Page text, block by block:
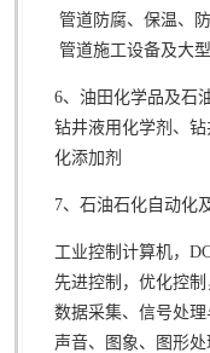
管道防腐、保温、
管道施工设备及大
6、油田化学品及石
钻井液用化学剂、
化添加剂
7、石油石化自动化
工业控制计算机，
先进控制，优化控制
数据采集、信号处理
声音、图象、图形处